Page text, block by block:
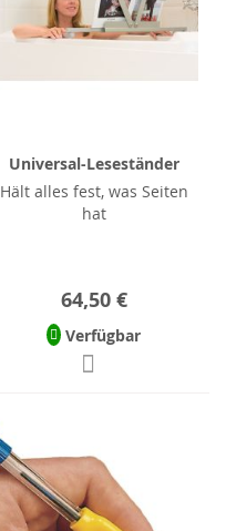
Universal-Leseständer
Hält alles fest, was Seiten
hat
64,50 €
Verfügbar